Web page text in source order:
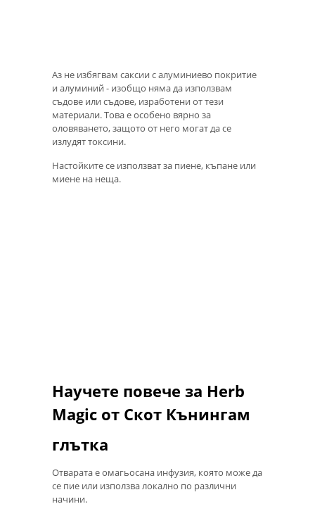
Аз не избягвам саксии с алуминиево покритие
и алуминий - изобщо няма да използвам
съдове или съдове, изработени от тези
материали. Това е особено вярно за
оловяването, защото от него могат да се
излудят токсини.
Настойките се използват за пиене, къпане или
миене на неща.
Научете повече за Herb
Magic от Скот Кънингам
глътка
Отварата е омагьосана инфузия, която може да
се пие или използва локално по различни
начини.